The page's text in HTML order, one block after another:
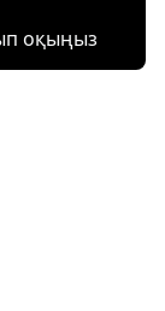
оқыңыз